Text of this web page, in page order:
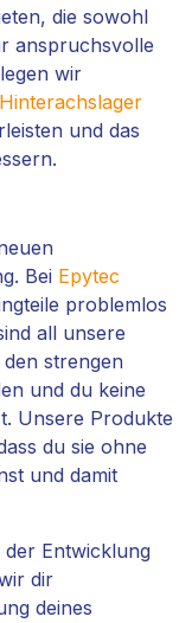
die sowohl
anspruchsvolle
wir
Hinterachslager
und das
Bei Epytec
problemlos
all unsere
strengen
und du keine
Unsere Produkte
du sie ohne
und damit
Entwicklung
dir
deines